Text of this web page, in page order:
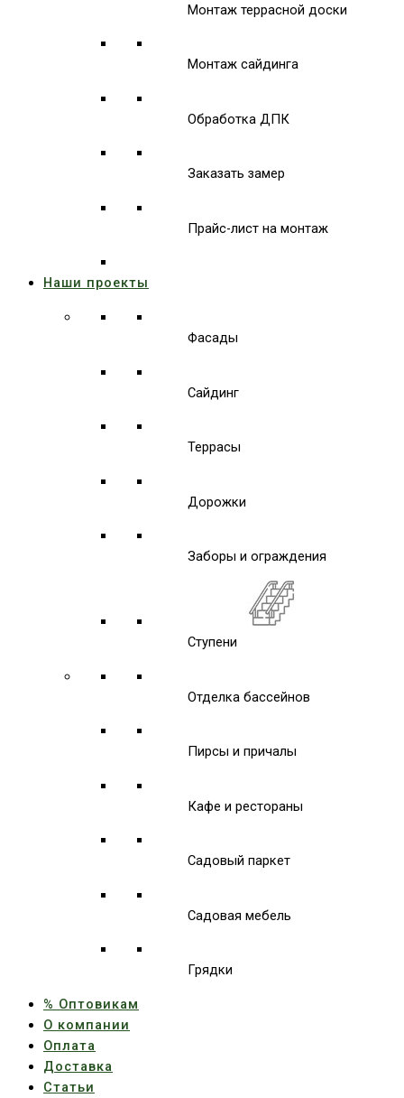
Монтаж террасной доски
Монтаж сайдинга
Обработка ДПК
Заказать замер
Прайс-лист на монтаж
Наши проекты
Фасады
Сайдинг
Террасы
Дорожки
Заборы и ограждения
Ступени
Отделка бассейнов
Пирсы и причалы
Кафе и рестораны
Садовый паркет
Садовая мебель
Грядки
% Оптовикам
О компании
Оплата
Доставка
Статьи